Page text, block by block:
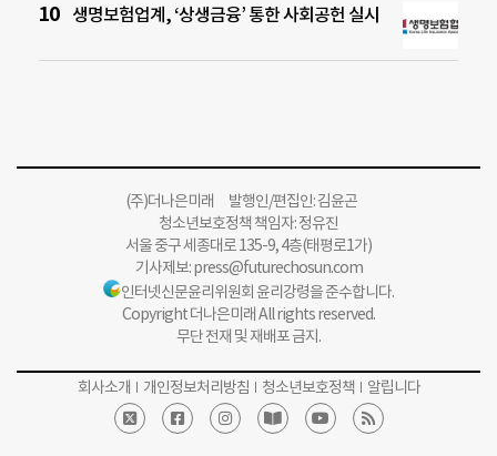
생명보험업계, ‘상생금융’ 통한 사회공헌 실시
(주)더나은미래 발행인/편집인: 김윤곤
청소년보호정책 책임자: 정유진
서울 중구 세종대로 135-9, 4층(태평로1가)
기사제보:press@futurechosun.com
인터넷신문윤리위원회 윤리강령을 준수합니다.
Copyright 더나은미래 All rights reserved.
무단 전재 및 재배포 금지.
회사소개 개인정보처리방침 청소년보호정책 알립니다